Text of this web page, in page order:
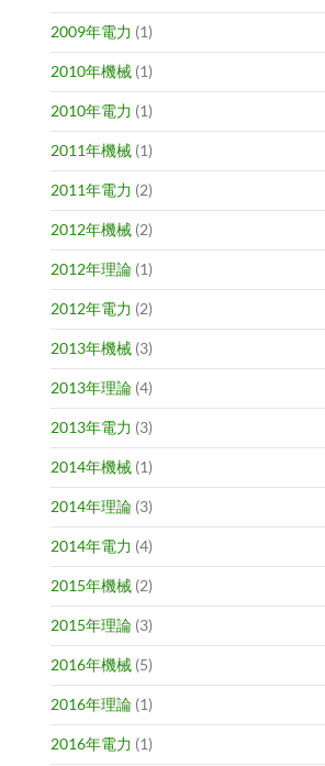
2009年電力 (1)
2010年機械 (1)
2010年電力 (1)
2011年機械 (1)
2011年電力 (2)
2012年機械 (2)
2012年理論 (1)
2012年電力 (2)
2013年機械 (3)
2013年理論 (4)
2013年電力 (3)
2014年機械 (1)
2014年理論 (3)
2014年電力 (4)
2015年機械 (2)
2015年理論 (3)
2016年機械 (5)
2016年理論 (1)
2016年電力 (1)